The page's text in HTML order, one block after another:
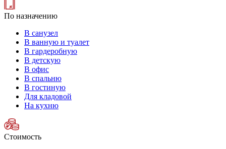
По назначению
В санузел
В ванную и туалет
В гардеробную
В детскую
В офис
В спальню
В гостиную
Для кладовой
На кухню
Стоимость